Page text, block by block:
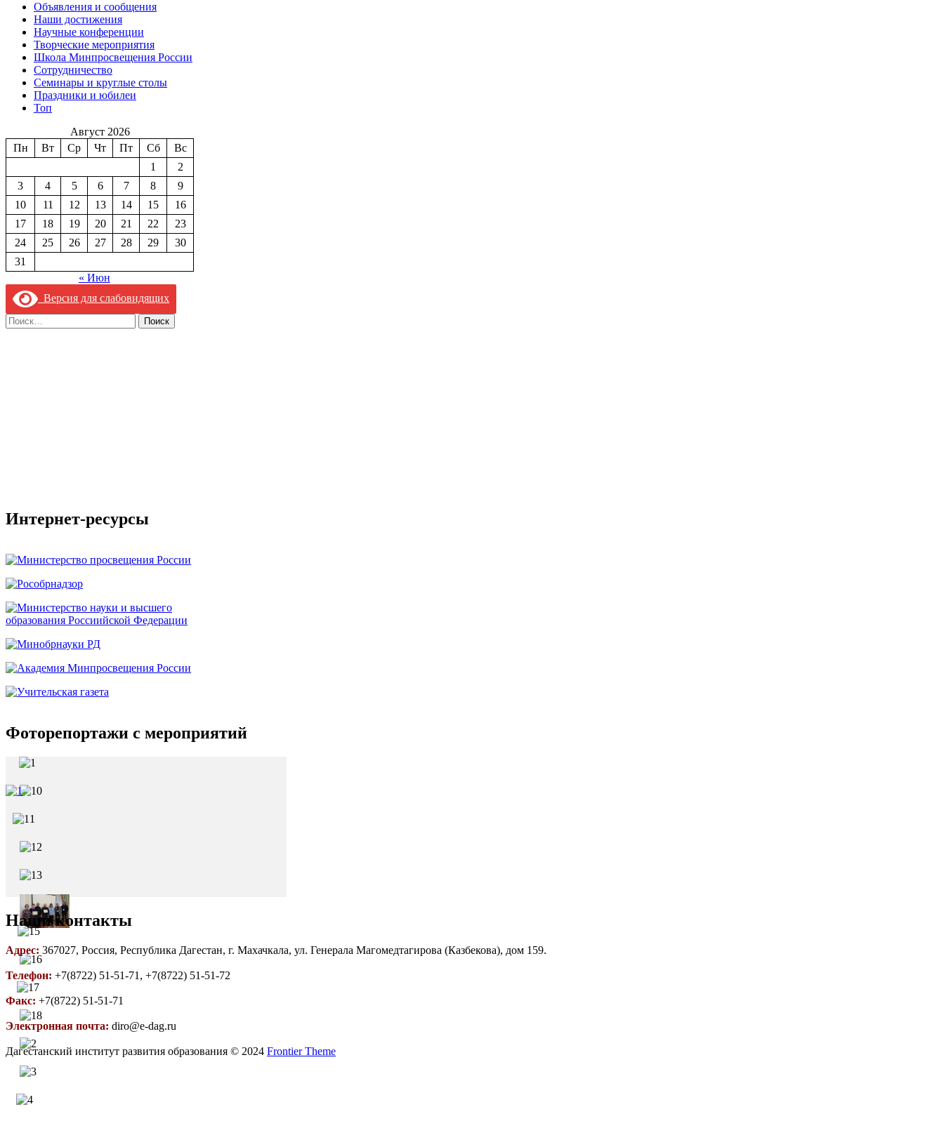
Объявления и сообщения
Наши достижения
Научные конференции
Творческие мероприятия
Школа Минпросвещения России
Сотрудничество
Семинары и круглые столы
Праздники и юбилеи
Топ
Август 2026
Пн
Вт Ср Чт Пт Сб
Вс
1
2
3
4 5 6 7 8
9
10
11 12 13 14 15
16
17
18 19 20 21 22
23
24
25 26 27 28 29
30
31
« Июн
Версия для слабовидящих
Найти:
Интернет-ресурсы
Фоторепортажи с мероприятий
Наши контакты
Адрес: 367027, Россия, Республика Дагестан, г. Махачкала, ул. Генерала Магомедтагирова (Казбекова), дом 159.
Телефон: +7(8722) 51-51-71, +7(8722) 51-51-72
Факс: +7(8722) 51-51-71
Электронная почта: diro@e-dag.ru
Дагестанский институт развития образования © 2024 Frontier Theme